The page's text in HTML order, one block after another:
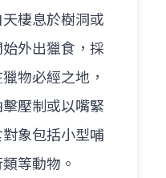
棲息於樹洞或
外出獵食，採
物必經之地，
壓制或以嘴緊
象包括小型哺
類等動物。